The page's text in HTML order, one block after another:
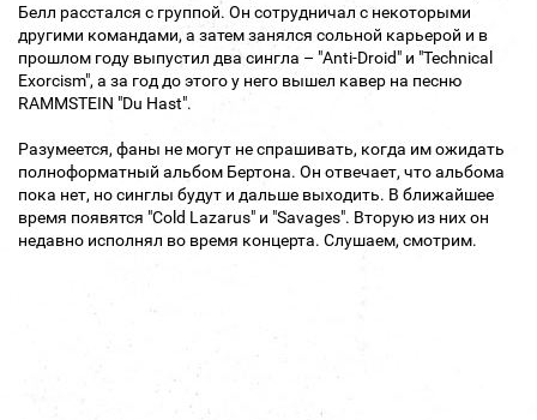
Белл расстался с группой. Он сотрудничал с некоторыми
другими командами, а затем занялся сольной карьерой и в
прошлом году выпустил два сингла – "Anti-Droid" и "Technical
Exorcism", а за год до этого у него вышел кавер на песню
RAMMSTEIN "Du Hast".
Разумеется, фаны не могут не спрашивать, когда им ожидать
полноформатный альбом Бертона. Он отвечает, что альбома
пока нет, но синглы будут и дальше выходить. В ближайшее
время появятся "Cold Lazarus" и "Savages". Вторую из них он
недавно исполнял во время концерта. Слушаем, смотрим.